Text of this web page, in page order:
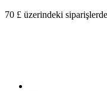
70 £ üzerindeki